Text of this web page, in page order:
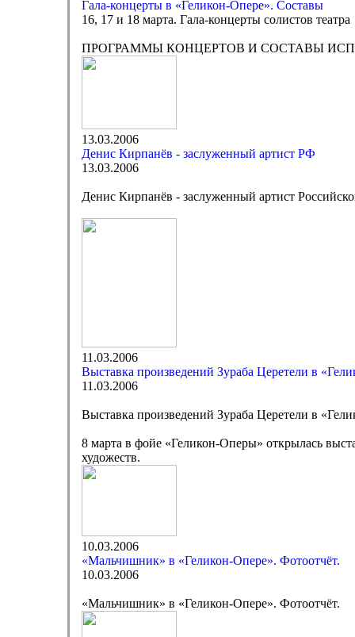
Гала-концерты в «Геликон-Опере». Составы
16, 17 и 18 марта. Гала-концерты солистов театра
ПРОГРАММЫ КОНЦЕРТОВ И СОСТАВЫ
13.03.2006
Денис Кирпанёв - заслуженный артист РФ
13.03.2006
Денис Кирпанёв - заслуженный артист
11.03.2006
Выставка произведений Зураба Церетели в
11.03.2006
Выставка произведений Зураба Церетели в
8 марта в фойе «Геликон-Оперы» открылась
художеств.
10.03.2006
«Мальчишник» в «Геликон-Опере». Фотоотчёт.
10.03.2006
«Мальчишник» в «Геликон-Опере». Фотоотчёт.